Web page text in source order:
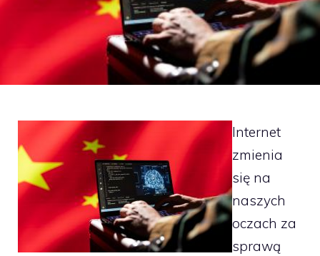
Internet
zmienia
się na
naszych
oczach za
sprawą